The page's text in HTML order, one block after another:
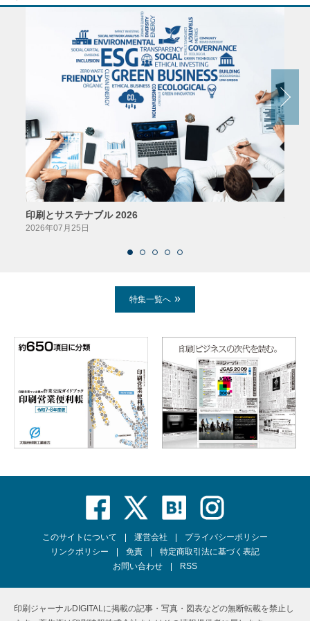
印刷とサステナブル 2026
2026年07月25日
特集一覧へ
このサイトについて 運営会社
プライバシーポリシー
リンクポリシー
免責
特定商取引法に基づく表記
お問い合わせ
RSS
印刷ジャーナルDIGITALに掲載の記事・写真・図表などの無断転載を禁止し